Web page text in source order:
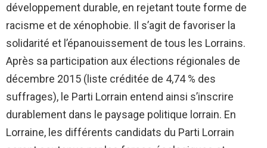
développement durable, en rejetant toute forme de
racisme et de xénophobie. Il s’agit de favoriser la
solidarité et l’épanouissement de tous les Lorrains.
Après sa participation aux élections régionales de
décembre 2015 (liste créditée de 4,74 % des
suffrages), le Parti Lorrain entend ainsi s’inscrire
durablement dans le paysage politique lorrain. En
Lorraine, les différents candidats du Parti Lorrain